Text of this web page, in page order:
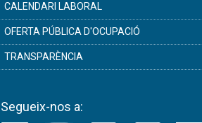
CALENDARI LABORAL
OFERTA PÚBLICA D'OCUPACIÓ
TRANSPARÈNCIA
Segueix-nos a: